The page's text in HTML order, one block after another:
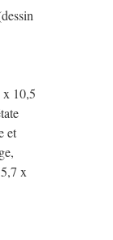
x 10,5
et
x